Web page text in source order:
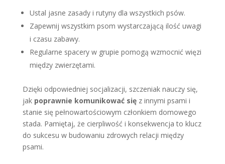
Ustal jasne zasady i rutyny dla wszystkich psów.
Zapewnij wszystkim psom wystarczającą ilość uwagi
i czasu zabawy.
Regularne spacery w grupie pomogą wzmocnić więzi
między zwierzętami.
Dzięki odpowiedniej socjalizacji, szczeniak nauczy się,
jak poprawnie komunikować sięz innymi psami i
stanie się pełnowartościowym członkiem domowego
stada. Pamiętaj, że cierpliwość i konsekwencja to klucz
do sukcesu w budowaniu zdrowych relacji między
psami.